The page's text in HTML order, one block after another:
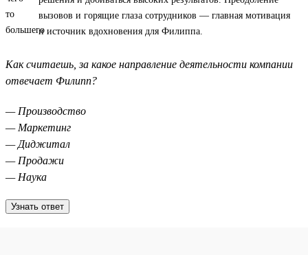
вызовов и горящие глаза сотрудников — главная мотивация
и источник вдохновения для Филиппа.
Как считаешь, за какое направление деятельности компании
отвечает Филипп?
— Производство
— Маркетинг
— Диджитал
— Продажи
— Наука
Узнать ответ